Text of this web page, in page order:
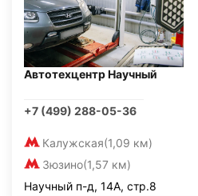
Автотехцентр Научный
+7 (499) 288-05-36
Калужская(1,09 км)
Зюзино(1,57 км)
Научный п-д, 14А, стр.8